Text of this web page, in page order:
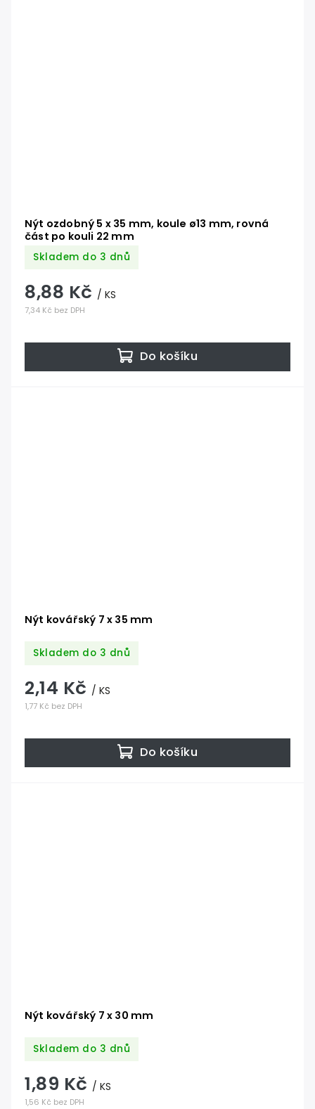
Nýt ozdobný 5 x 35 mm, koule ø13 mm, rovná
část po kouli 22 mm
Skladem do 3 dnů
7,34 Kč bez DPH
8,88 Kč / KS
Do košíku
Nýt kovářský 7 x 35 mm
Skladem do 3 dnů
1,77 Kč bez DPH
2,14 Kč / KS
Do košíku
Nýt kovářský 7 x 30 mm
Skladem do 3 dnů
1,56 Kč bez DPH
1,89 Kč / KS